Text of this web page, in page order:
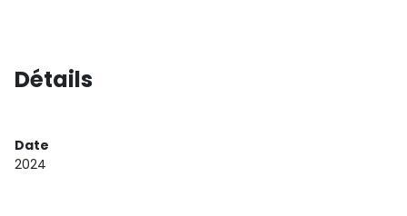
Détails
Date
2024